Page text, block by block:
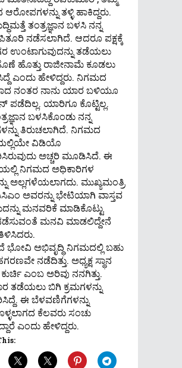
ಆರೋಪಗಳನ್ನು ತಳ್ಳಿ ಹಾಕಿದ್ದರು.
ತಂತ್ರಜ್ಞಾನ ಬಳಸಿ ನನ್ನ
ನಡೆಸಲಾಗಿದೆ. ಆದರೂ ಪಕ್ಷಕ್ಕೆ
ಉಂಟಾಗುವುದನ್ನು ತಡೆಯಲು
ಹೊತ್ತು ರಾಜೀನಾಮೆ ಕೂಡಲು
ಎಂದು ಹೇಳಿದ್ದರು. ನಿಗಮದ
ನಂತರ ನಾನು ಯಾರ ಬಳಿಯೂ
ಪಡೆದಿಲ್ಲ. ಯಾರಿಗೂ ಕೊಟ್ಟಿಲ್ಲ.
ಬಳಸಿಕೊಂಡು ನನ್ನ
ತಿರುಚಲಾಗಿದೆ. ನಿಗಮದ
ವಿಡಿಯೊ
ಅಚ್ಚರಿ ಮೂಡಿಸಿದೆ. ಈ
ನಿಗಮದ ಅಧಿಕಾರಿಗಳ
ಅಲ್ಲಗಳೆಯಲಾಗದು. ಮುಖ್ಯಮಂತ್ರಿ
ಅವರನ್ನು ಭೇಟಿಯಾಗಿ ವಾಸ್ತವ
ಮನವರಿಕೆ ಮಾಡಿಕೊಟ್ಟು
ಮನವಿ ಮಾಡಲಿದ್ದೇನೆ
ಭೋವಿ ಅಭಿವೃದ್ಧಿ ನಿಗಮದಲ್ಲಿ ಬಹು
ನಡೆದಿತ್ತು. ಅಧ್ಯಕ್ಷ ಸ್ಥಾನ
ಎಂಬ ಅರಿವು ನನಗಿತ್ತು.
ತಡೆಯಲು ಬಿಗಿ ಕ್ರಮಗಳನ್ನು
ಈ ಬೆಳವಣಿಗೆಗಳನ್ನು
ಕೆಲವರು ಸಂಚು
ಎಂದು ಹೇಳಿದ್ದರು.